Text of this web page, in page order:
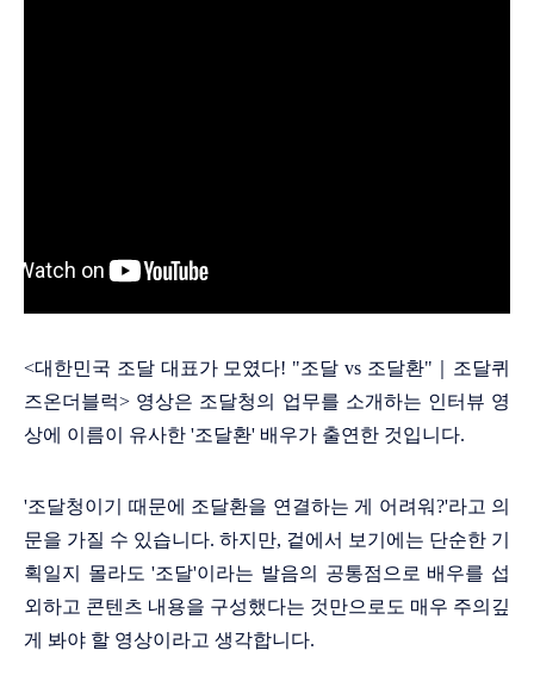
<대한민국 조달 대표가 모였다! "조달 vs 조달환"｜조달퀴
즈온더블럭> 영상은 조달청의 업무를 소개하는 인터뷰 영
상에 이름이 유사한 '조달환' 배우가 출연한 것입니다.
'조달청이기 때문에 조달환을 연결하는 게 어려워?'라고 의
문을 가질 수 있습니다. 하지만, 겉에서 보기에는 단순한 기
획일지 몰라도 '조달'이라는 발음의 공통점으로 배우를 섭
외하고 콘텐츠 내용을 구성했다는 것만으로도 매우 주의깊
게 봐야 할 영상이라고 생각합니다.